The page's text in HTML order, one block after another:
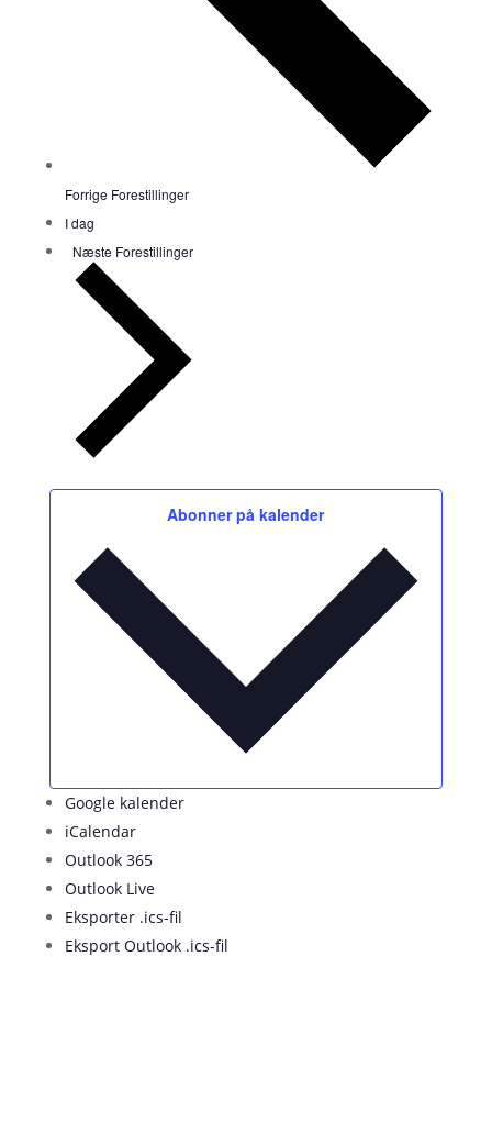
Forrige Forestillinger
I dag
Næste Forestillinger
Abonner på kalender
Google kalender
iCalendar
Outlook 365
Outlook Live
Eksporter .ics-fil
Eksport Outlook .ics-fil